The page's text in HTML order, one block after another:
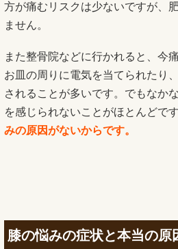
方が痛むリスクは少ないですが、
ません。
また整骨院などに行かれると、今
お皿の周りに電気を当てられたり
されることが多いです。でもなか
を感じられないことがほとんどです
みの原因がないからです。
膝の悩みの症状と本当の原